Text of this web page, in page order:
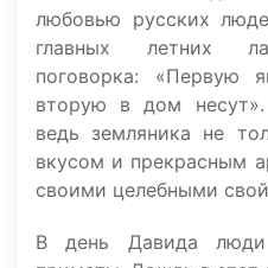
любовью русских
главных летних
поговорка: «Первую
вторую в дом
ведь земляника не
вкусом и прекрасным
своими целебными
В день Давида люди